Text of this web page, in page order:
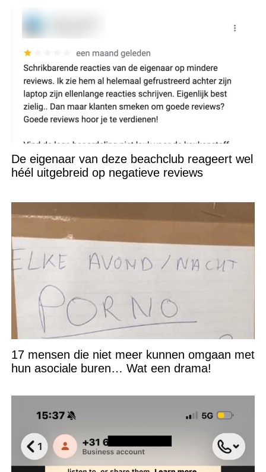
De eigenaar van deze beachclub reageert wel
héél uitgebreid op negatieve reviews
17 mensen die niet meer kunnen omgaan met
hun asociale buren… Wat een drama!